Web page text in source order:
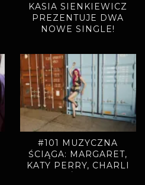
KASIA SIENKIEWICZ
PREZENTUJE DWA
NOWE SINGLE!
#101 MUZYCZNA
ŚCIĄGA: MARGARET,
KATY PERRY, CHARLI